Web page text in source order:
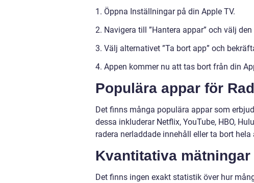
1. Öppna Inställningar på din Apple TV.
2. Navigera till ”Hantera appar” och välj
3. Välj alternativet ”Ta bort app” och
4. Appen kommer nu att tas bort från din
Populära appar för
Det finns många populära appar som
dessa inkluderar Netflix, YouTube, HBO,
radera nerladdade innehåll eller ta bort
Kvantitativa mätningar
Det finns ingen exakt statistik över hur